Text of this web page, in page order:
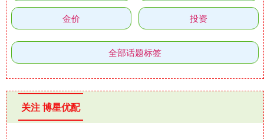
金价 投资
全部话题标签
关注 博星优配